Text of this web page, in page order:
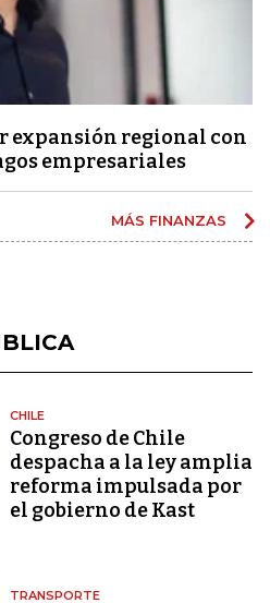
expansión regional con
empresariales
MÁS FINANZAS
CHILE
Congreso de Chile
despacha a la ley amplia
reforma impulsada por
el gobierno de Kast
TRANSPORTE